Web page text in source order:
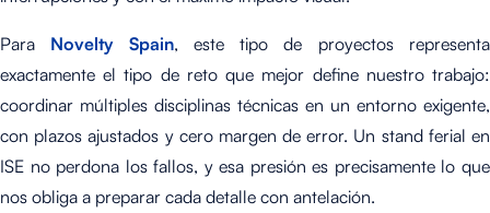
Para Novelty Spain, este tipo de proyectos representa
exactamente el tipo de reto que mejor define nuestro trabajo:
coordinar múltiples disciplinas técnicas en un entorno exigente,
con plazos ajustados y cero margen de error. Un stand ferial en
ISE no perdona los fallos, y esa presión es precisamente lo que
nos obliga a preparar cada detalle con antelación.